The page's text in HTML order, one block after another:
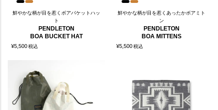
鮮やかな柄が目を惹くボアバケットハッ
ト
PENDLETON
BOA BUCKET HAT
¥5,500税込
鮮やかな柄が目を惹くあったかボアミト
ン
PENDLETON
BOA MITTENS
¥5,500税込